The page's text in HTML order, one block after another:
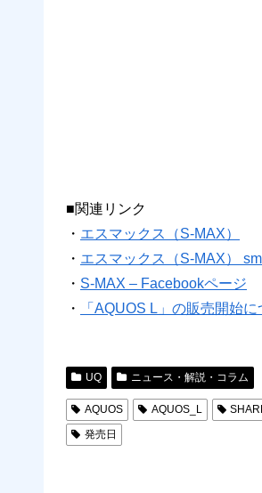
■関連リンク
・ エスマックス（S-MAX）
・ エスマックス（S-MAX）
・ S-MAX – Facebookページ
・
「AQUOS L」の販売開始
UQ ニュース・解説・コラム
AQUOS AQUOS_L
発売日